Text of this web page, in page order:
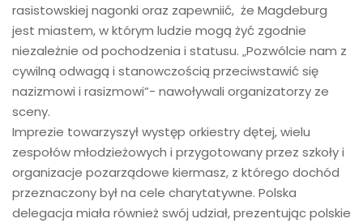
rasistowskiej nagonki oraz zapewniić, że Magdeburg
jest miastem, w którym ludzie mogą żyć zgodnie
niezależnie od pochodzenia i statusu. „Pozwólcie nam z
cywilną odwagą i stanowczością przeciwstawić się
nazizmowi i rasizmowi”- nawoływali organizatorzy ze
sceny.
Imprezie towarzyszył występ orkiestry dętej, wielu
zespołów młodzieżowych i przygotowany przez szkoły i
organizacje pozarządowe kiermasz, z którego dochód
przeznaczony był na cele charytatywne. Polska
delegacja miała również swój udział, prezentując polskie